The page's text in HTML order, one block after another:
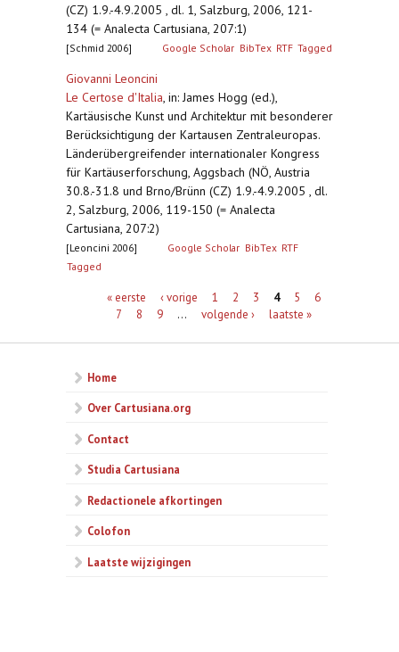
(CZ) 1.9.-4.9.2005 , dl. 1, Salzburg, 2006, 121-
134 (= Analecta Cartusiana, 207:1)
[Schmid 2006] Google Scholar BibTex RTF Tagged
Giovanni Leoncini
Le Certose d'Italia, in: James Hogg (ed.),
Kartäusische Kunst und Architektur mit besonderer
Berücksichtigung der Kartausen Zentraleuropas.
Länderübergreifender internationaler Kongress
für Kartäuserforschung, Aggsbach (NÖ, Austria
30.8.-31.8 und Brno/Brünn (CZ) 1.9.-4.9.2005 , dl.
2, Salzburg, 2006, 119-150 (= Analecta
Cartusiana, 207:2)
[Leoncini 2006] Google Scholar BibTex RTF
Tagged
Pagina's« eerste ‹ vorige 1 2 3 4 5
6
7
8 9 … volgende › laatste »
Home
Over Cartusiana.org
Contact
Studia Cartusiana
Redactionele afkortingen
Colofon
Laatste wijzigingen